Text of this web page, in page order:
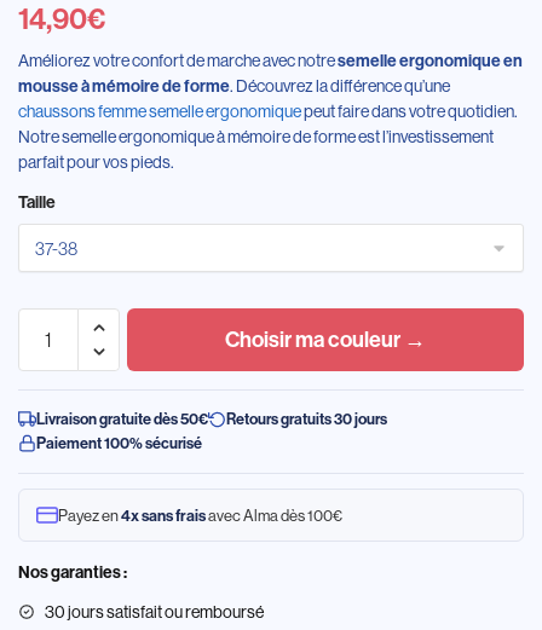
14,90€
Améliorez votre confort de marche avec notresemelle ergonomique en
mousse à mémoire de forme. Découvrez la différence qu’une
chaussons femme semelle ergonomiquepeut faire dans votre quotidien.
Notre semelle ergonomique à mémoire de forme est l’investissement
parfait pour vos pieds.
Taille
Choisir ma couleur →
Livraison gratuite dès 50€
Retours gratuits 30 jours
Paiement 100% sécurisé
Payez en4x sans fraisavec Alma dès 100€
Nos garanties :
30 jours satisfait ou remboursé